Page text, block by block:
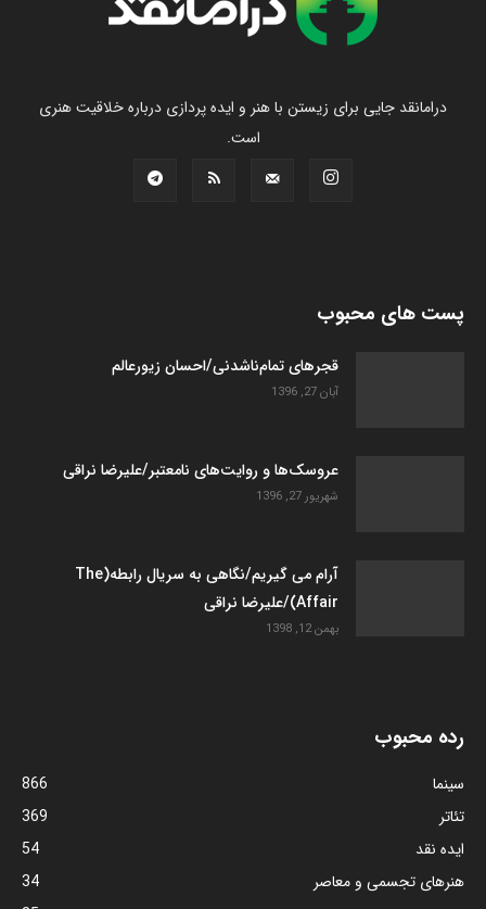
درامانقد جایی برای زیستن با هنر و ایده پردازی درباره خلاقیت هنری
است.
پست های محبوب
قجرهای تمام‌ناشدنی/احسان زیورعالم
آبان 27, 1396
عروسک­‌ها و روایت­‌های نامعتبر/علیرضا نراقی
شهریور 27, 1396
آرام می گیریم/نگاهی به سریال رابطه(The
Affair)/علیرضا نراقی
بهمن 12, 1398
رده محبوب
سینما
866
تئاتر
369
ایده نقد
54
هنرهای تجسمی و معاصر
34